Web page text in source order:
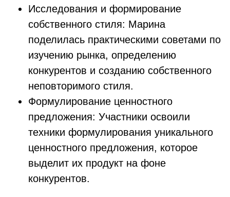
Исследования и формирование
собственного стиля: Марина
поделилась практическими советами по
изучению рынка, определению
конкурентов и созданию собственного
неповторимого стиля.
Формулирование ценностного
предложения: Участники освоили
техники формулирования уникального
ценностного предложения, которое
выделит их продукт на фоне
конкурентов.